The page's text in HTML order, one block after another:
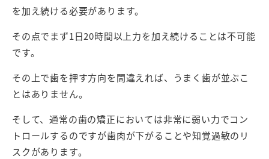
を加え続ける必要があります。
その点でまず1日20時間以上力を加え続けることは不可能
です。
その上で歯を押す方向を間違えれば、うまく歯が並ぶこ
とはありません。
そして、通常の歯の矯正においては非常に弱い力でコン
トロールするのですが歯肉が下がることや知覚過敏のリ
スクがあります。